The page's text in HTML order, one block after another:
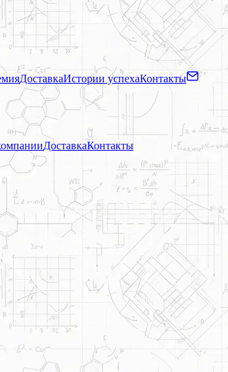
ДоставкаИстории успехаКонтакты
ДоставкаКонтакты